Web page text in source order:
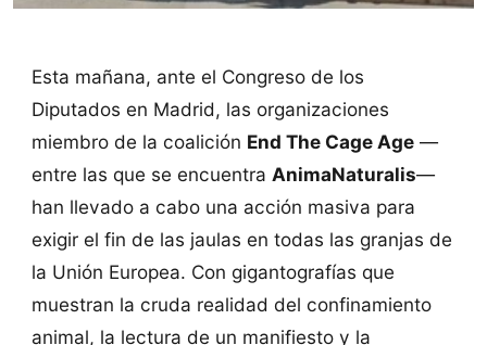
Esta mañana, ante el Congreso de los
Diputados en Madrid, las organizaciones
miembro de la coalición End The Cage Age—
entre las que se encuentra AnimaNaturalis—
han llevado a cabo una acción masiva para
exigir el fin de las jaulas en todas las granjas de
la Unión Europea. Con gigantografías que
muestran la cruda realidad del confinamiento
animal, la lectura de un manifiesto y la